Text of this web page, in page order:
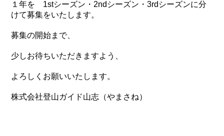
１年を 1stシーズン・2ndシーズン・3rdシーズンに分
けて募集をいたします。
募集の開始まで、
少しお待ちいただきますよう、
よろしくお願いいたします。
株式会社登山ガイド山志（やまさね）